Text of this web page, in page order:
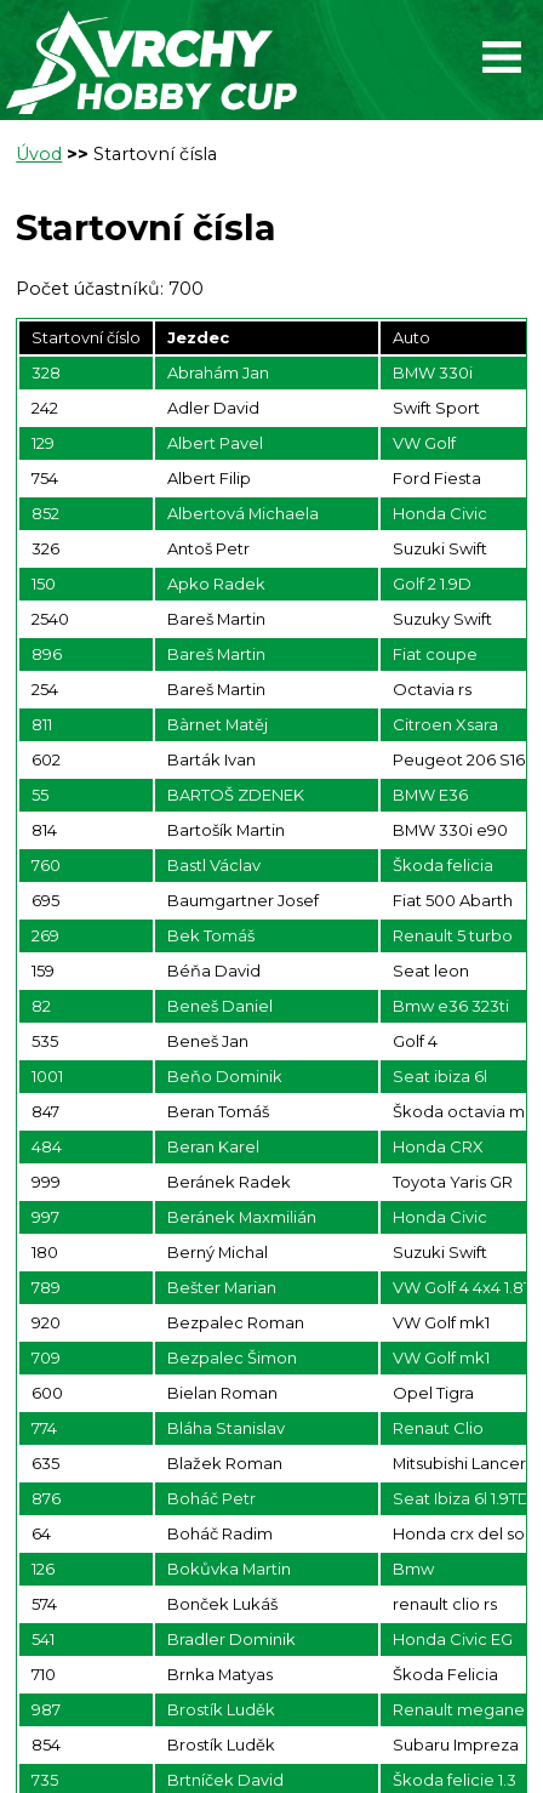
Úvod >> Startovní čísla
Startovní čísla
Počet účastníků: 700
Startovní číslo Jezdec
Auto
328
Abrahám Jan
BMW 330i
242
Adler David
Swift Sport
129
Albert Pavel
VW Golf
754
Albert Filip
Ford Fiesta
852
Albertová Michaela
Honda Civic
326
Antoš Petr
Suzuki Swift
150
Apko Radek
Golf 2 1.9D
2540
Bareš Martin
Suzuky Swift
896
Bareš Martin
Fiat coupe
254
Bareš Martin
Octavia rs
811
Bàrnet Matěj
Citroen Xsara
602
Barták Ivan
Peugeot 206 S16
55
BARTOŠ ZDENEK
BMW E36
814
Bartošík Martin
BMW 330i e90
760
Bastl Václav
Škoda felicia
695
Baumgartner Josef
Fiat 500 Abarth
269
Bek Tomáš
Renault 5 turbo
159
Béňa David
Seat leon
82
Beneš Daniel
Bmw e36 323ti
535
Beneš Jan
Golf 4
1001
Beňo Dominik
Seat ibiza 6l
847
Beran Tomáš
Škoda octavia mk1
484
Beran Karel
Honda CRX
999
Beránek Radek
Toyota Yaris GR
997
Beránek Maxmilián
Honda Civic
180
Berný Michal
Suzuki Swift
789
Bešter Marian
VW Golf 4 4x4 1.8T
920
Bezpalec Roman
VW Golf mk1
709
Bezpalec Šimon
VW Golf mk1
600
Bielan Roman
Opel Tigra
774
Bláha Stanislav
Renaut Clio
635
Blažek Roman
Mitsubishi Lancer
876
Boháč Petr
Seat Ibiza 6l 1.9TDI
64
Boháč Radim
Honda crx del sol
126
Bokůvka Martin
Bmw
574
Bonček Lukáš
renault clio rs
541
Bradler Dominik
Honda Civic EG
710
Brnka Matyas
Škoda Felicia
987
Brostík Luděk
Renault megane
854
Brostík Luděk
Subaru Impreza
735
Brtníček David
Škoda felicie 1.3